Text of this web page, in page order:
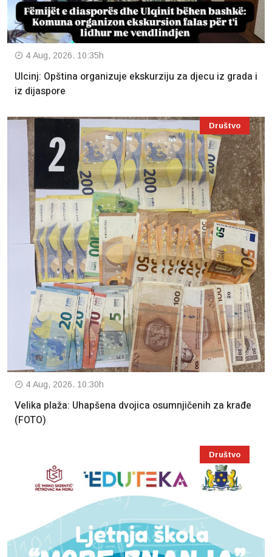
4 Aug, 2026. 10:35h
Ulcinj: Opština organizuje ekskurziju za djecu iz grada i
iz dijaspore
Društvo
4 Aug, 2026. 10:30h
Velika plaža: Uhapšena dvojica osumnjičenih za krađe
(FOTO)
Društvo